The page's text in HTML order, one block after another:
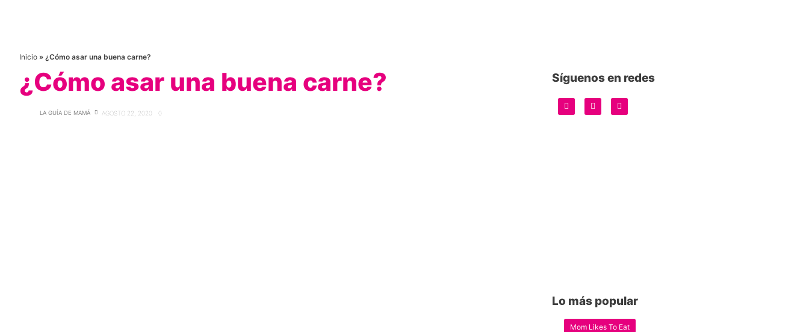
Inicio » ¿Cómo asar una buena carne?
¿Cómo asar una buena carne?
LA GUÍA DE MAMÁ AGOSTO 22, 2020 0
Síguenos en redes
Lo más popular
Mom Likes To Eat